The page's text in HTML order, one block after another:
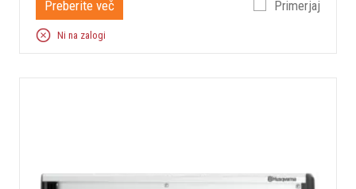
Preberite več Primerjaj
Ni na zalogi